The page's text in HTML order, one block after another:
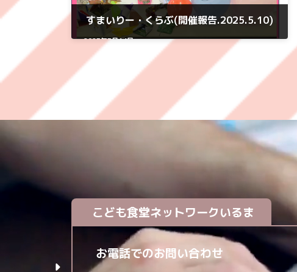
すまいりー・くらぶ(開催報告.2025.5.10)
2025年5月14日
こども食堂ネットワークいるま
お電話でのお問い合わせ